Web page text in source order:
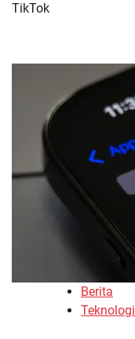
TikTok
Berita
Teknologi